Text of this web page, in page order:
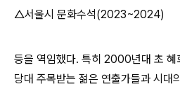
△서울시 문화수석(2023~2024)
등을 역임했다. 특히 2000년대 초 혜
당대 주목받는 젊은 연출가들과 시대